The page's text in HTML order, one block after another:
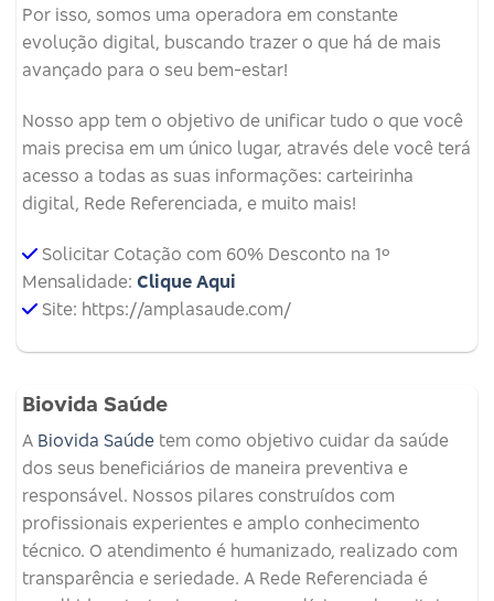
Por isso, somos uma operadora em constante
evolução digital, buscando trazer o que há de mais
avançado para o seu bem-estar!
Nosso app tem o objetivo de unificar tudo o que você
mais precisa em um único lugar, através dele você terá
acesso a todas as suas informações: carteirinha
digital, Rede Referenciada, e muito mais!
Solicitar Cotação com 60% Desconto na 1º
Mensalidade: Clique Aqui
Site: https://amplasaude.com/
Biovida Saúde
A Biovida Saúde tem como objetivo cuidar da saúde
dos seus beneficiários de maneira preventiva e
responsável. Nossos pilares construídos com
profissionais experientes e amplo conhecimento
técnico. O atendimento é humanizado, realizado com
transparência e seriedade. A Rede Referenciada é